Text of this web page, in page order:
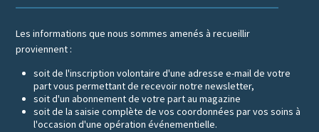
Les informations que nous sommes amenés à recueillir
proviennent :
soit de l'inscription volontaire d'une adresse e-mail de votre
part vous permettant de recevoir notre newsletter,
soit d'un abonnement de votre part au magazine
soit de la saisie complète de vos coordonnées par vos soins à
l'occasion d'une opération événementielle.